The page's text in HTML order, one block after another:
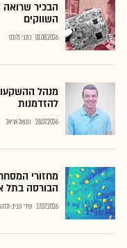
הבכיר שרואה
השווקים
01.08.2026 כתבי גלובס
מנהל
להזדמנות
28.07.2026 נתנאל אריאל
מחזורי
הבורסה בתל
27.07.2026 שירי חביב-